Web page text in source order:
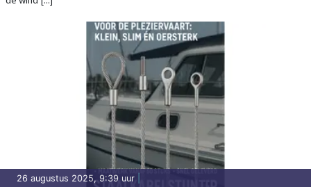
26 augustus 2025, 9:39 uur